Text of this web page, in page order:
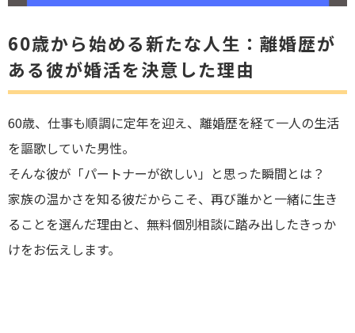
60歳から始める新たな人生：離婚歴が
ある彼が婚活を決意した理由
60歳、仕事も順調に定年を迎え、離婚歴を経て一人の生活
を謳歌していた男性。
そんな彼が「パートナーが欲しい」と思った瞬間とは？
家族の温かさを知る彼だからこそ、再び誰かと一緒に生き
ることを選んだ理由と、無料個別相談に踏み出したきっか
けをお伝えします。